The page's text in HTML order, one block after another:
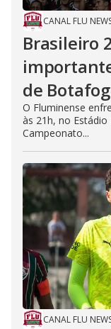
CANAL FLU
Brasileiro
de
O Fluminense
às 21h, no
Campeonato...
CANAL FLU